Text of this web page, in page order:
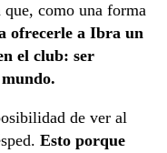
como una forma
ofrecerle a Ibra un
el club: ser
de ver al
Esto porque